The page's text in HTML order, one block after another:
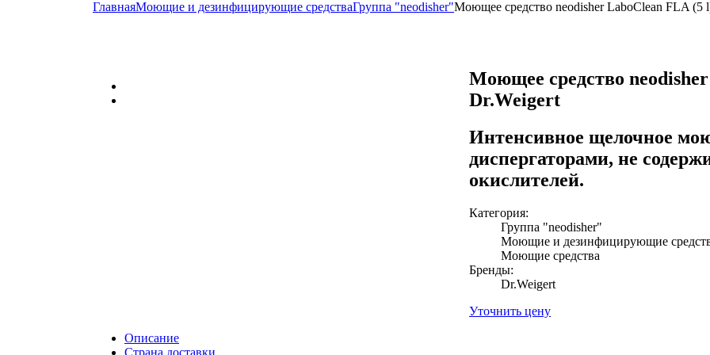
ГлавнаяМоющие и дезинфицирующие средстваГруппа "neodisher"Моющее средство neodisher LaboClean FLA (5
Моющее средство
Dr.Weigert
Интенсивное щелочное
диспергаторами, не
окислителей.
Категория:
Группа "neodisher"
Моющие и дезинфицирующие
Моющие средства
Бренды:
Dr.Weigert
Уточнить цену
Описание